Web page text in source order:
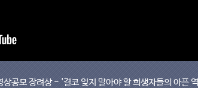
공모 장려상 - '결코 잊지 말아야 할 희생자들의 아픈